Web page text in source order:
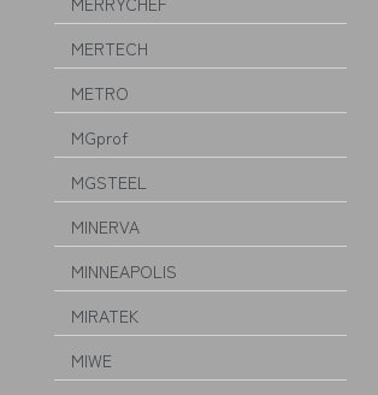
MERTECH
METRO
MGprof
MGSTEEL
MINERVA
MINNEAPOLIS
MIRATEK
MIWE